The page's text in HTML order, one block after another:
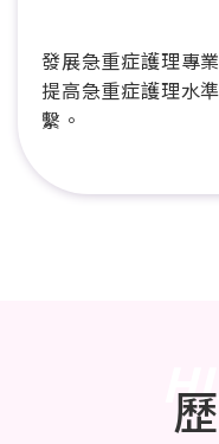
發展急重症護理專
提高急重症護理水
繫。